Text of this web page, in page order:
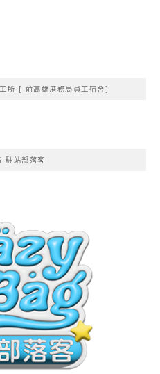
所 [ 前高雄港務局員工宿舍]
駐站部落客